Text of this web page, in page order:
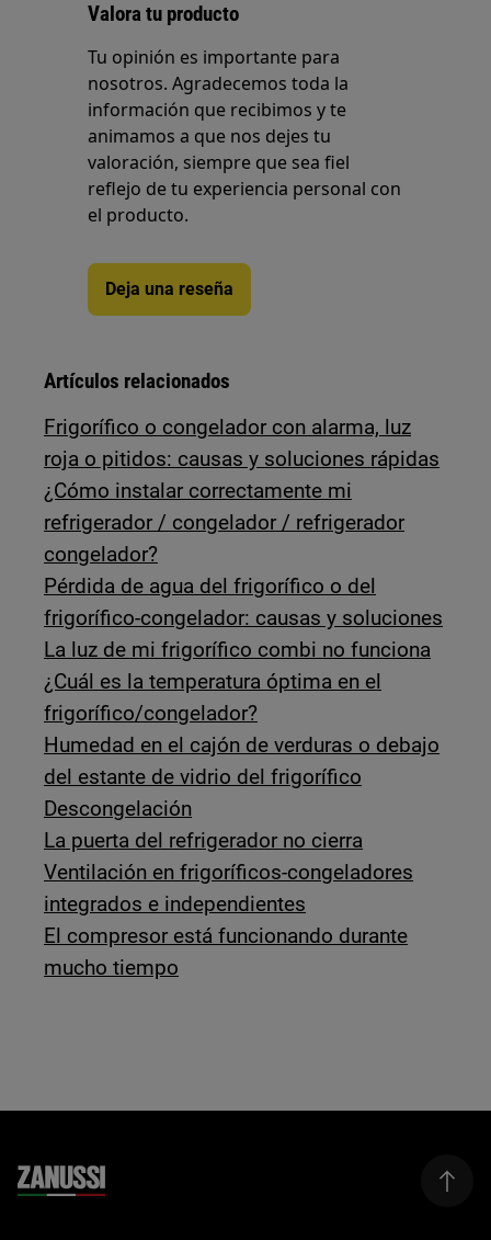
Valora tu producto
Tu opinión es importante para
nosotros. Agradecemos toda la
información que recibimos y te
animamos a que nos dejes tu
valoración, siempre que sea fiel
reflejo de tu experiencia personal con
el producto.
Deja una reseña
Artículos relacionados
Frigorífico o congelador con alarma, luz
roja o pitidos: causas y soluciones rápidas
¿Cómo instalar correctamente mi
refrigerador / congelador / refrigerador
congelador?
Pérdida de agua del frigorífico o del
frigorífico-congelador: causas y soluciones
La luz de mi frigorífico combi no funciona
¿Cuál es la temperatura óptima en el
frigorífico/congelador?
Humedad en el cajón de verduras o debajo
del estante de vidrio del frigorífico
Descongelación
La puerta del refrigerador no cierra
Ventilación en frigoríficos-congeladores
integrados e independientes
El compresor está funcionando durante
mucho tiempo